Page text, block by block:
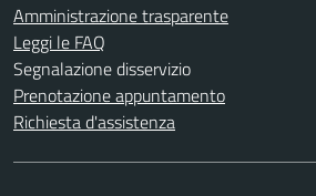
Amministrazione trasparente
Leggi le FAQ
Segnalazione disservizio
Prenotazione appuntamento
Richiesta d'assistenza